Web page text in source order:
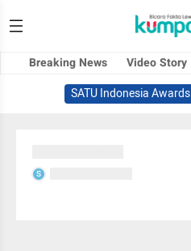
Breaking News Video Story
SATU Indonesia Awards
S